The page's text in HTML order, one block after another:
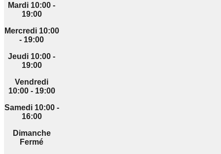
Mardi 10:00 -
19:00
Mercredi 10:00
- 19:00
Jeudi 10:00 -
19:00
Vendredi
10:00 - 19:00
Samedi 10:00 -
16:00
Dimanche
Fermé